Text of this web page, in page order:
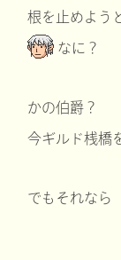
根を止めよう
なに？
かの伯爵？
今ギルド桟橋
でもそれなら